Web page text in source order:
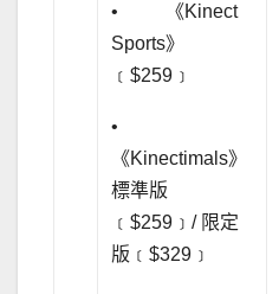
• 《Kinect
Sports》
﹝$259﹞
•
《Kinectimals》
標準版
﹝$259﹞/ 限定
版﹝$329﹞